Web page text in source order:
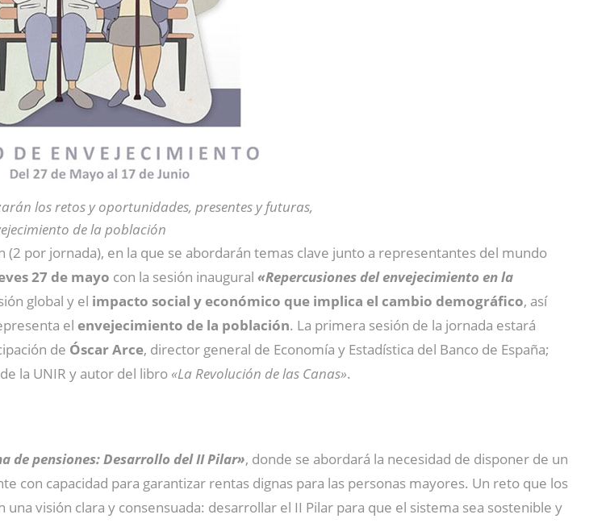
los retos y oportunidades, presentes y futuras,
de la población
(2 por jornada), en la que se abordarán temas clave junto a representantes del mundo
27 de mayo con la sesión inaugural «Repercusiones del envejecimiento en la
global y el impacto social y económico que implica el cambio demográfico, así
el envejecimiento de la población. La primera sesión de la jornada estará
de Óscar Arce, director general de Economía y Estadística del Banco de España;
la UNIR y autor del libro «La Revolución de las Canas».
de pensiones: Desarrollo del II Pilar», donde se abordará la necesidad de disponer de un
con capacidad para garantizar rentas dignas para las personas mayores. Un reto que los
visión clara y consensuada: desarrollar el II Pilar para que el sistema sea sostenible y